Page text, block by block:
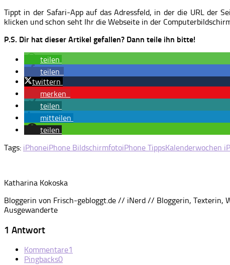
Tippt in der Safari-App auf das Adressfeld, in der die URL der
klicken und schon seht Ihr die Webseite in der
P.S. Dir hat dieser Artikel gefallen? Dann teile ihn bitte!
teilen
teilen
twittern
merken
teilen
mitteilen
teilen
Tags: iPhoneiPhone BildschirmfotoiPhone TippsKalenderwochen
Katharina Kokoska
Bloggerin von Frisch-gebloggt.de // iNerd // Bloggerin,
Ausgewanderte
1 Antwort
Kommentare1
Pingbacks0